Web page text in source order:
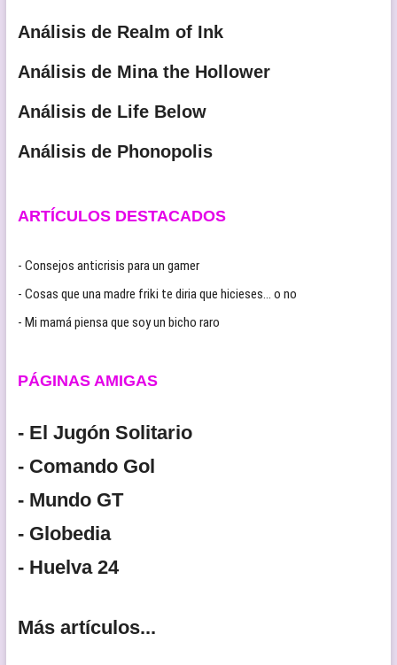
Análisis de Realm of Ink
Análisis de Mina the Hollower
Análisis de Life Below
Análisis de Phonopolis
ARTÍCULOS DESTACADOS
- Consejos anticrisis para un gamer
- Cosas que una madre friki te diria que hicieses… o no
- Mi mamá piensa que soy un bicho raro
PÁGINAS AMIGAS
- El Jugón Solitario
- Comando Gol
- Mundo GT
- Globedia
- Huelva 24
Más artículos...